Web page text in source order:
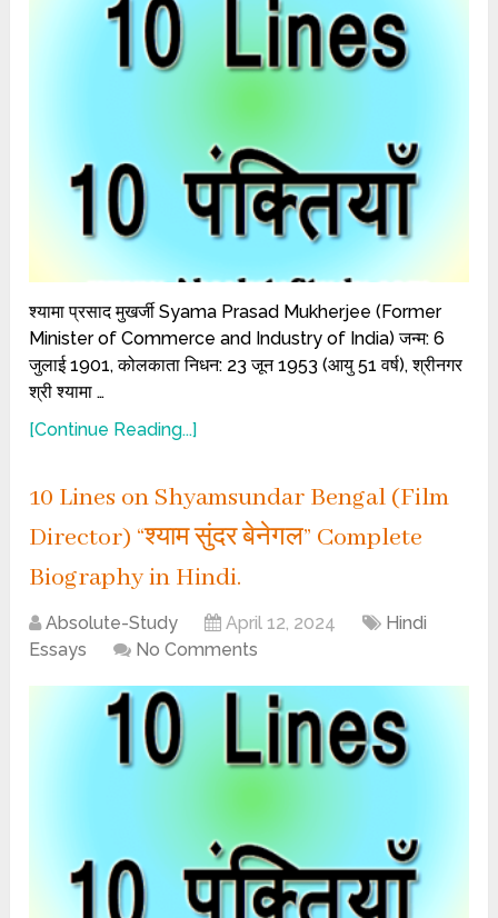
श्यामा प्रसाद मुखर्जी Syama Prasad Mukherjee (Former
Minister of Commerce and Industry of India) जन्म: 6
जुलाई 1901, कोलकाता निधन: 23 जून 1953 (आयु 51 वर्ष), श्रीनगर
श्री श्यामा …
[Continue Reading...]
10 Lines on Shyamsundar Bengal (Film
Director) “श्याम सुंदर बेनेगल” Complete
Biography in Hindi.
Absolute-Study April 12, 2024
Hindi
Essays
No Comments